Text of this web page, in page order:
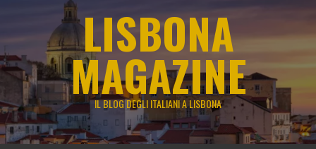
LISBONA
MAGAZINE
IL BLOG DEGLI ITALIANI A LISBONA